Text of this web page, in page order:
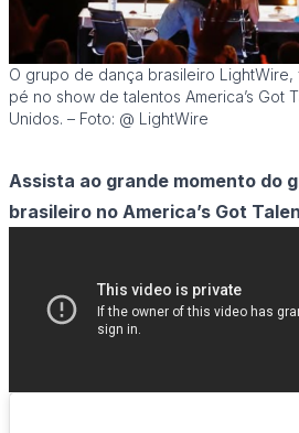
O grupo de dança brasileiro
pé no show de talentos America’s Got
Unidos. – Foto: @ LightWire
Assista ao grande momento do
brasileiro no America’s Got